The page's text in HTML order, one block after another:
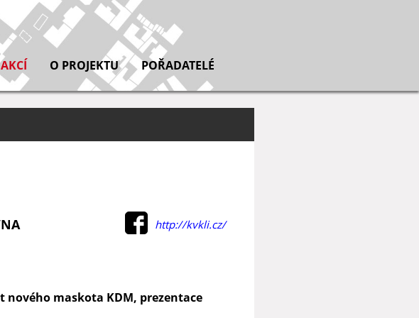
O PROJEKTU POŘADATELÉ
http://kvkli.cz/
nového maskota KDM, prezentace